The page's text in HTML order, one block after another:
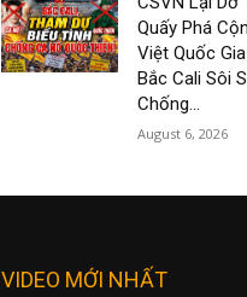
Quấy Phá
Việt Quốc
Bắc Cali Sôi
Chống...
August 6, 2026
VIDEO MỚI NHẤT